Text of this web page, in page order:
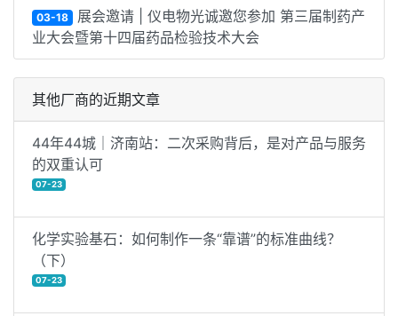
03-18 展会邀请 | 仪电物光诚邀您参加 第三届制药产
业大会暨第十四届药品检验技术大会
其他厂商的近期文章
44年44城｜济南站：二次采购背后，是对产品与服务
的双重认可
07-23
化学实验基石：如何制作一条“靠谱”的标准曲线？
（下）
07-23